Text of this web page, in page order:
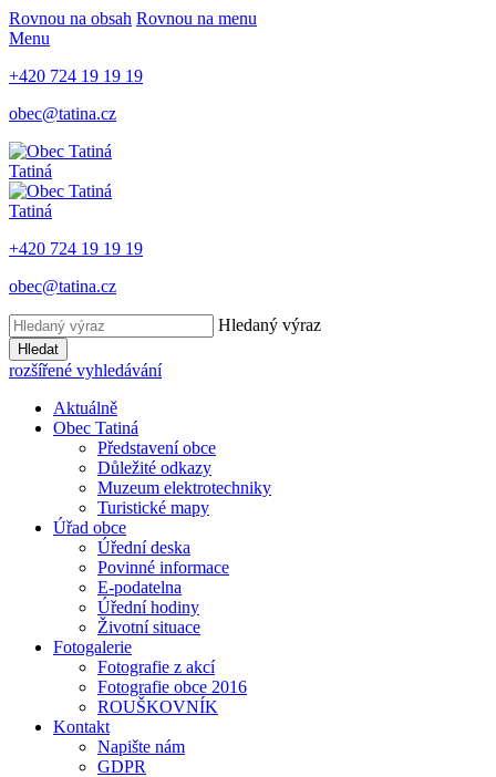
Rovnou na obsah Rovnou na menu
Menu
+420 724 19 19 19
obec@tatina.cz
Tatiná
Tatiná
+420 724 19 19 19
obec@tatina.cz
Hledaný výraz
Hledat
rozšířené vyhledávání
Aktuálně
Obec Tatiná
Představení obce
Důležité odkazy
Muzeum elektrotechniky
Turistické mapy
Úřad obce
Úřední deska
Povinné informace
E-podatelna
Úřední hodiny
Životní situace
Fotogalerie
Fotografie z akcí
Fotografie obce 2016
ROUŠKOVNÍK
Kontakt
Napište nám
GDPR